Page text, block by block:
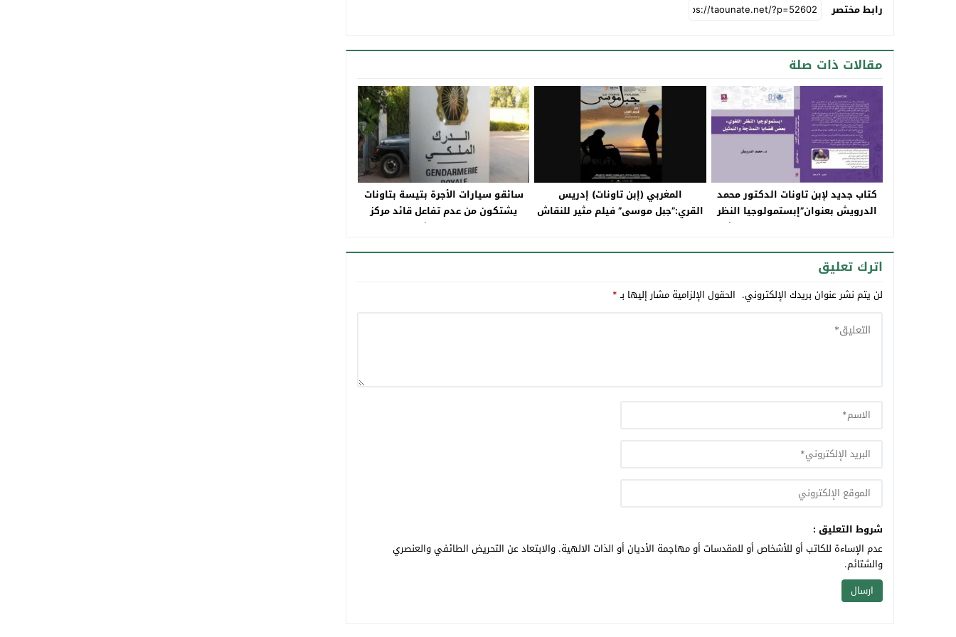
رابط مختصر
مقالات ذات صلة
كتاب جديد لإبن تاونات الدكتور محمد
الدرويش بعنوان”إبستمولوجيا النظر
اللغوي:بعض قضايا النمذجة و التمثيل”
المغربي (إبن تاونات) إدريس
القري:”جبل موسى” فيلم مثير للنقاش
سائقو سيارات الأجرة بتيسة بتاونات
يشتكون من عدم تفاعل قائد مركز
الدرك بتيسة مع شكاياتهم
اترك تعليق
لن يتم نشر عنوان بريدك الإلكتروني. الحقول الإلزامية مشار إليها بـ*
شروط التعليق :
عدم الإساءة للكاتب أو للأشخاص أو للمقدسات أو مهاجمة الأديان أو الذات الالهية. والابتعاد عن التحريض الطائفي والعنصري
والشتائم.